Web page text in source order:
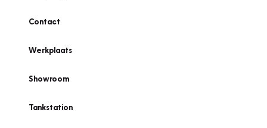
Contact
Werkplaats
Showroom
Tankstation